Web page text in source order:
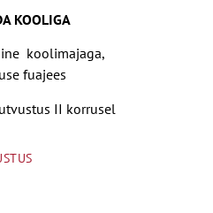
KOOLIGA
koolimajaga,
fuajees
II korrusel